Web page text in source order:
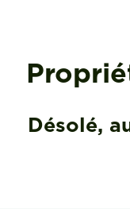
Désolé,